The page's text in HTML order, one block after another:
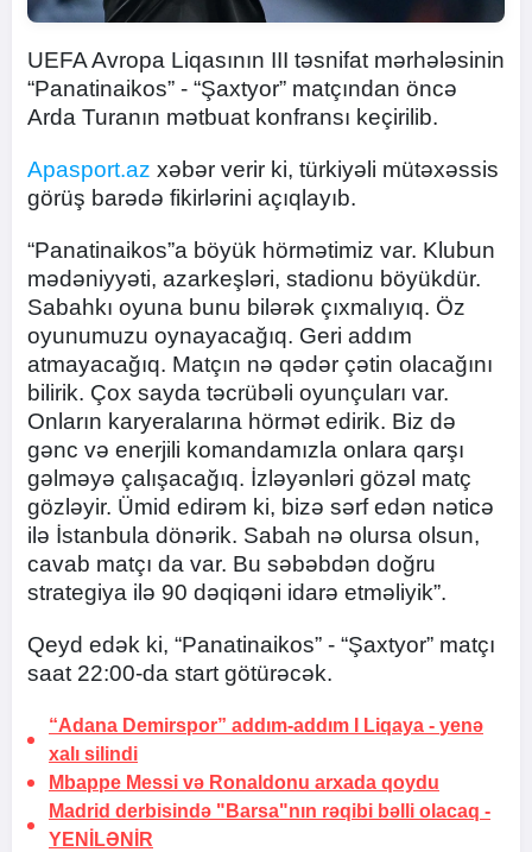
UEFA Avropa Liqasının III təsnifat mərhələsinin
“Panatinaikos” - “Şaxtyor” matçından öncə
Arda Turanın mətbuat konfransı keçirilib.
Apasport.az xəbər verir ki, türkiyəli mütəxəssis
görüş barədə fikirlərini açıqlayıb.
“Panatinaikos”a böyük hörmətimiz var. Klubun
mədəniyyəti, azarkeşləri, stadionu böyükdür.
Sabahkı oyuna bunu bilərək çıxmalıyıq. Öz
oyunumuzu oynayacağıq. Geri addım
atmayacağıq. Matçın nə qədər çətin olacağını
bilirik. Çox sayda təcrübəli oyunçuları var.
Onların karyeralarına hörmət edirik. Biz də
gənc və enerjili komandamızla onlara qarşı
gəlməyə çalışacağıq. İzləyənləri gözəl matç
gözləyir. Ümid edirəm ki, bizə sərf edən nəticə
ilə İstanbula dönərik. Sabah nə olursa olsun,
cavab matçı da var. Bu səbəbdən doğru
strategiya ilə 90 dəqiqəni idarə etməliyik”.
Qeyd edək ki, “Panatinaikos” - “Şaxtyor” matçı
saat 22:00-da start götürəcək.
“Adana Demirspor” addım-addım I Liqaya - yenə
xalı silindi
Mbappe Messi və Ronaldonu arxada qoydu
Madrid derbisində "Barsa"nın rəqibi bəlli olacaq -
YENİLƏNİR